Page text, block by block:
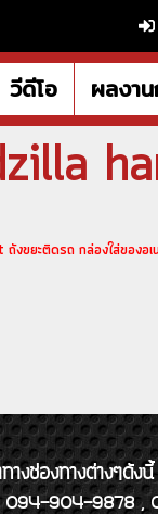
วีดีโอ ผลงา
ยะติดรถ กล่องใส่ของอเ
างช่องทางต่างๆดังนี้
094-904-9878 ,